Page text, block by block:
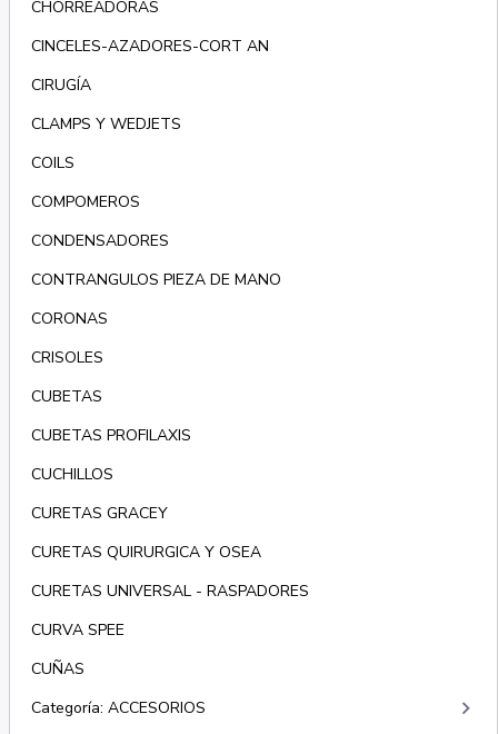
CHORREADORAS
CINCELES-AZADORES-CORT AN
CIRUGÍA
CLAMPS Y WEDJETS
COILS
COMPOMEROS
CONDENSADORES
CONTRANGULOS PIEZA DE MANO
CORONAS
CRISOLES
CUBETAS
CUBETAS PROFILAXIS
CUCHILLOS
CURETAS GRACEY
CURETAS QUIRURGICA Y OSEA
CURETAS UNIVERSAL - RASPADORES
CURVA SPEE
CUÑAS
Categoría: ACCESORIOS
keyboard_arrow_right